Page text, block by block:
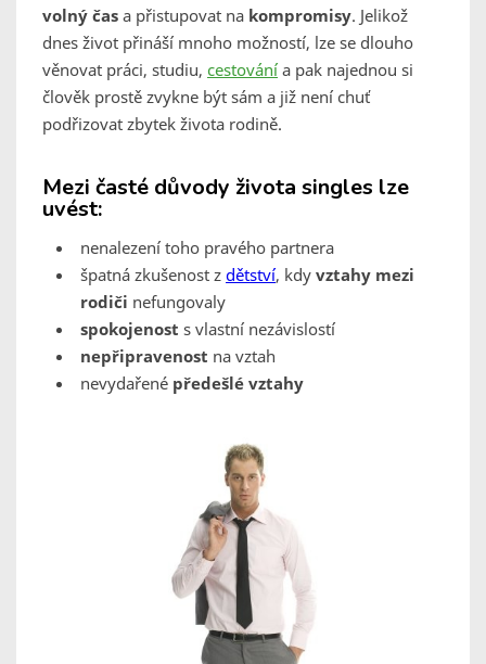
volný čas a přistupovat na kompromisy. Jelikož
dnes život přináší mnoho možností, lze se dlouho
věnovat práci, studiu, cestování a pak najednou si
člověk prostě zvykne být sám a již není chuť
podřizovat zbytek života rodině.
Mezi časté důvody života singles lze
uvést:
nenalezení toho pravého partnera
špatná zkušenost z dětství, kdy vztahy mezi
rodiči nefungovaly
spokojenost s vlastní nezávislostí
nepřipravenost na vztah
nevydařené předešlé vztahy